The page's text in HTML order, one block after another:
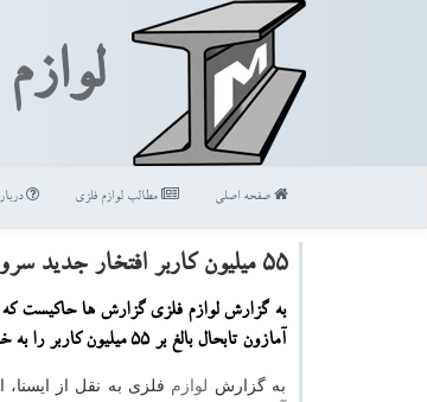
صفحه اصلی مطالب لوازم فلزی
۵۵ میلیون كاربر افتخار جدید سرویس پخش موسیقی آمازون
به گزارش لوازم فلزی گزارش ها حاكیست
آمازون تابحال بالغ بر ۵۵ میلیون كاربر را به خود جذب كرده است.
به گزارش لوازم فلزی به نقل از